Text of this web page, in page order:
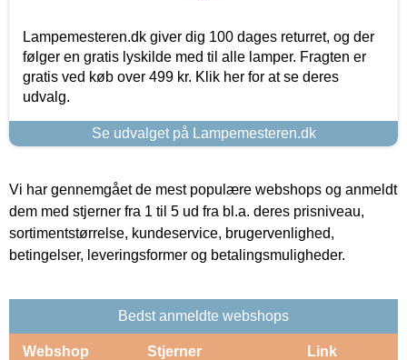
Lampemesteren.dk giver dig 100 dages returret, og der
følger en gratis lyskilde med til alle lamper. Fragten er
gratis ved køb over 499 kr. Klik her for at se deres
udvalg.
Se udvalget på Lampemesteren.dk
Vi har gennemgået de mest populære webshops og anmeldt
dem med stjerner fra 1 til 5 ud fra bl.a. deres prisniveau,
sortimentstørrelse, kundeservice, brugervenlighed,
betingelser, leveringsformer og betalingsmuligheder.
Bedst anmeldte webshops
Webshop Stjerner Link